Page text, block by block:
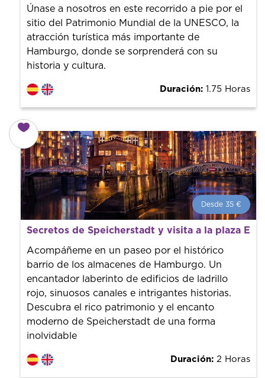
con un guía profesional. ¡El precio es libre! Por lo que al
finalizar la experiencia tú le pones el precio.
Únase a nosotros en este recorrido a pie por el
sitio del Patrimonio Mundial de la UNESCO, la
atracción turística más importante de
Hamburgo, donde se sorprenderá con su
historia y cultura.
Duración: 1.75 Horas
Desde 35 €
Desde 35 €
por persona.
¡Reserva con nosotros! Colaboramos con los mejores
guías de la ciudad para tener el mejor precio y servicio.
Secretos de Speicherstadt y visita a la plaza
Acompáñeme en un paseo por el histórico
barrio de los almacenes de Hamburgo. Un
encantador laberinto de edificios de ladrillo
rojo, sinuosos canales e intrigantes historias.
Descubra el rico patrimonio y el encanto
moderno de Speicherstadt de una forma
inolvidable
Duración: 2 Horas